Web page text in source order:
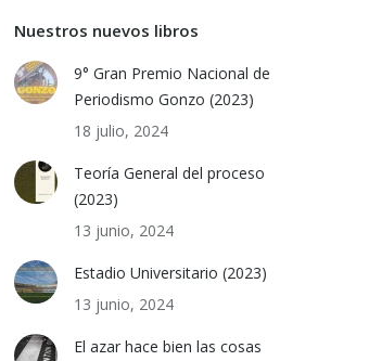
Nuestros nuevos libros
9° Gran Premio Nacional de
Periodismo Gonzo (2023)
18 julio, 2024
Teoría General del proceso
(2023)
13 junio, 2024
Estadio Universitario (2023)
13 junio, 2024
El azar hace bien las cosas